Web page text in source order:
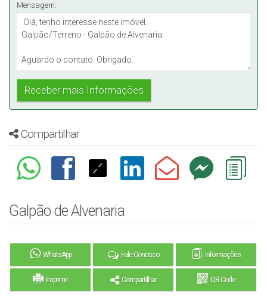
Mensagem:
Compartilhar
Galpão de Alvenaria
WhatsApp Fale Conosco Informações
Imprimir Compartilhar QR Code